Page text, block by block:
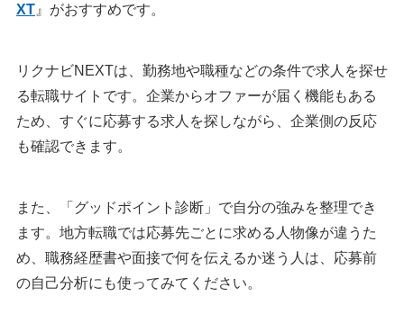
XT 』がおすすめです。
リクナビNEXTは、勤務地や職種などの条件で求人を探せ
る転職サイトです。企業からオファーが届く機能もある
ため、すぐに応募する求人を探しながら、企業側の反応
も確認できます。
また、「グッドポイント診断」で自分の強みを整理でき
ます。地方転職では応募先ごとに求める人物像が違うた
め、職務経歴書や面接で何を伝えるか迷う人は、応募前
の自己分析にも使ってみてください。